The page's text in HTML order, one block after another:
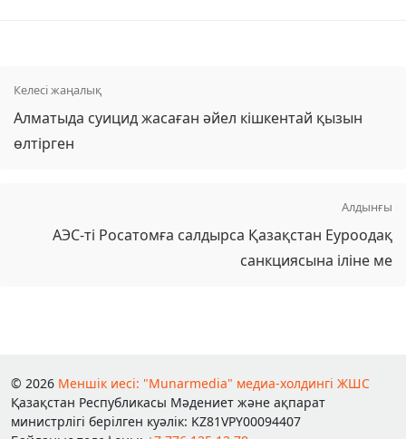
Келесі жаңалық
Алматыда суицид жасаған әйел кішкентай қызын
өлтірген
Алдынғы
АЭС-ті Росатомға салдырса Қазақстан Еуроодақ
санкциясына іліне ме
© 2026 Меншік иесі: "Munarmedia" медиа-холдингі ЖШС
Қазақстан Республикасы Мәдениет және ақпарат
министрлігі берілген куәлік: KZ81VPY00094407